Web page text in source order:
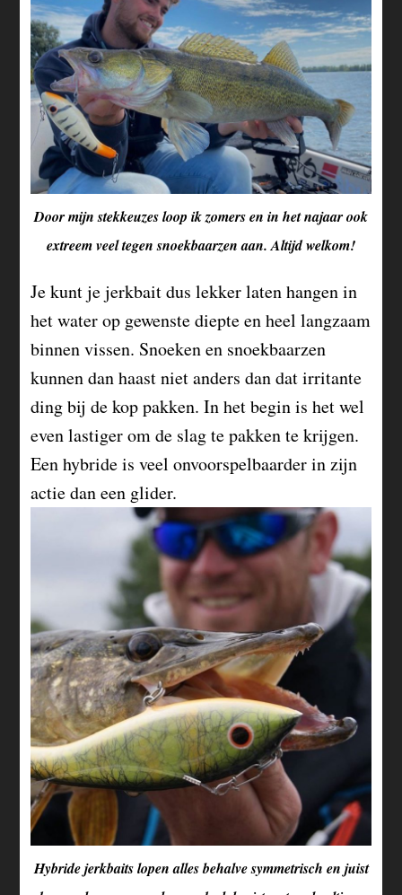
Door mijn stekkeuzes loop ik zomers en in het najaar ook
extreem veel tegen snoekbaarzen aan. Altijd welkom!
Je kunt je jerkbait dus lekker laten hangen in
het water op gewenste diepte en heel langzaam
binnen vissen. Snoeken en snoekbaarzen
kunnen dan haast niet anders dan dat irritante
ding bij de kop pakken. In het begin is het wel
even lastiger om de slag te pakken te krijgen.
Een hybride is veel onvoorspelbaarder in zijn
actie dan een glider.
Hybride jerkbaits lopen alles behalve symmetrisch en juist